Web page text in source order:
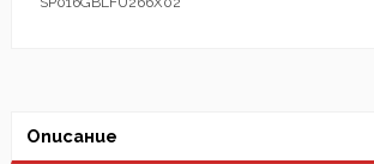
Описание